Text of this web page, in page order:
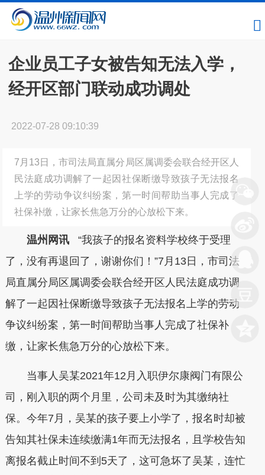
企业员工子女被告知无法入学，
经开区部门联动成功调处
2022-07-28 09:10:39
7月13日，市司法局直属分局区属调委会联合经开区人
民法庭成功调解了一起因社保断缴导致孩子无法报名
上学的劳动争议纠纷案，第一时间帮助当事人完成了
社保补缴，让家长焦急万分的心放松下来。
温州网讯“我孩子的报名资料学校终于受理
了，没有再退回了，谢谢你们！”7月13日，市司法
局直属分局区属调委会联合经开区人民法庭成功调
解了一起因社保断缴导致孩子无法报名上学的劳动
争议纠纷案，第一时间帮助当事人完成了社保补
缴，让家长焦急万分的心放松下来。
当事人吴某2021年12月入职伊尔康阀门有限公
司，刚入职的两个月里，公司未及时为其缴纳社
保。今年7月，吴某的孩子要上小学了，报名时却被
告知其社保未连续缴满1年而无法报名，且学校告知
离报名截止时间不到5天了，这可急坏了吴某，连忙